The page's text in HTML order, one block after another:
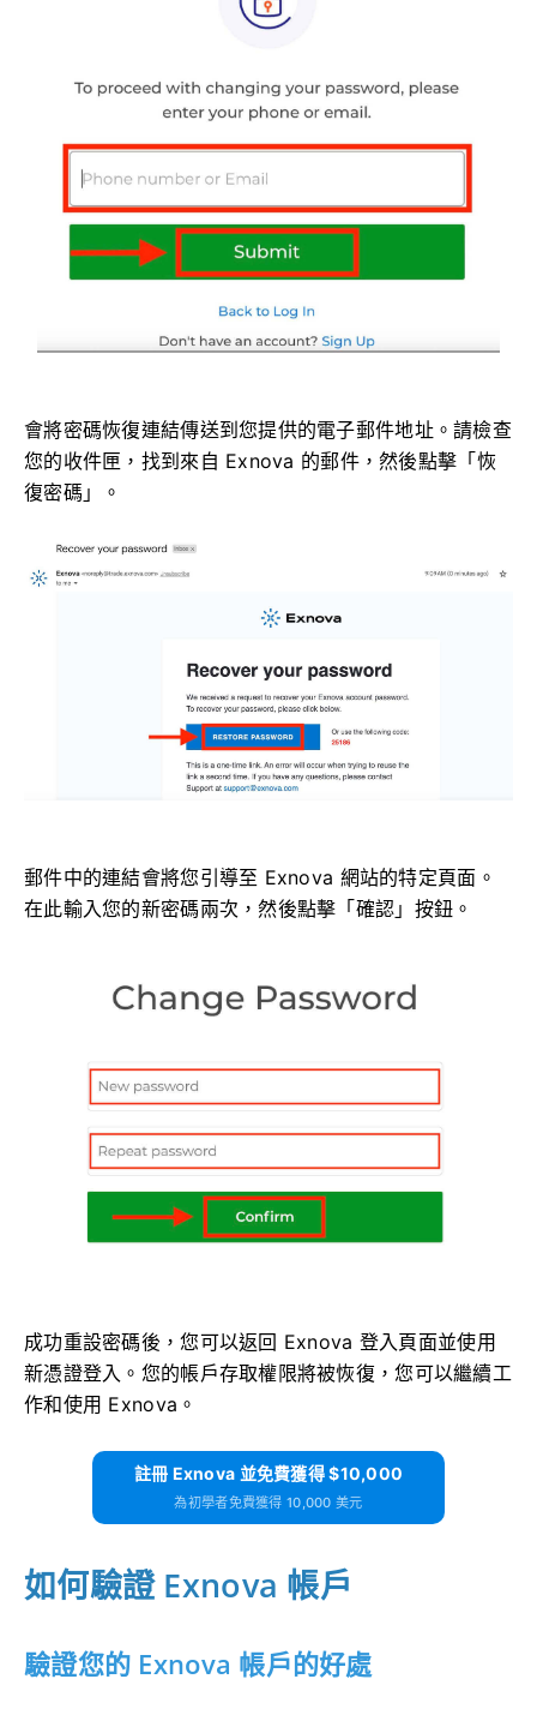
會將密碼恢復連結傳送到您提供的電子郵件地址。請檢查
您的收件匣，找到來自 Exnova 的郵件，然後點擊「恢
復密碼」。
郵件中的連結會將您引導至 Exnova 網站的特定頁面。
在此輸入您的新密碼兩次，然後點擊「確認」按鈕。
成功重設密碼後，您可以返回 Exnova 登入頁面並使用
新憑證登入。您的帳戶存取權限將被恢復，您可以繼續工
作和使用 Exnova。
註冊 Exnova 並免費獲得 $10,000
為初學者免費獲得 10,000 美元
如何驗證 Exnova 帳戶
驗證您的 Exnova 帳戶的好處